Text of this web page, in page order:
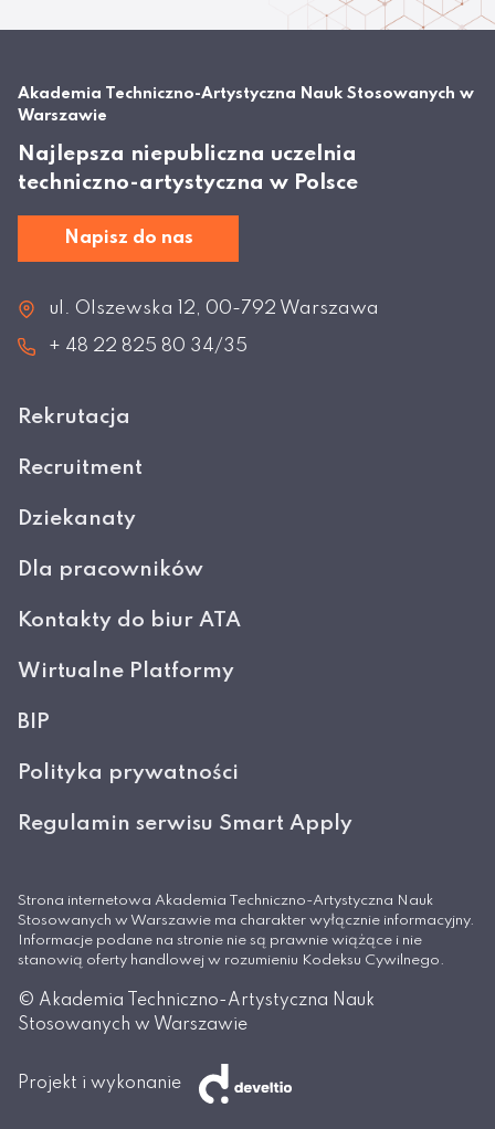
Akademia Techniczno-Artystyczna Nauk Stosowanych w
Warszawie
Najlepsza niepubliczna uczelnia
techniczno-artystyczna w Polsce
Napisz do nas
ul. Olszewska 12, 00-792 Warszawa
+ 48 22 825 80 34/35
Rekrutacja
Recruitment
Dziekanaty
Dla pracowników
Kontakty do biur ATA
Wirtualne Platformy
BIP
Polityka prywatności
Regulamin serwisu Smart Apply
Strona internetowa Akademia Techniczno-Artystyczna Nauk
Stosowanych w Warszawie ma charakter wyłącznie informacyjny.
Informacje podane na stronie nie są prawnie wiążące i nie
stanowią oferty handlowej w rozumieniu Kodeksu Cywilnego.
© Akademia Techniczno-Artystyczna Nauk
Stosowanych w Warszawie
Projekt i wykonanie